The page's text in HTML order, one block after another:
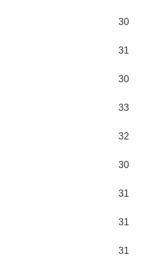
30
31
30
33
32
30
31
31
31